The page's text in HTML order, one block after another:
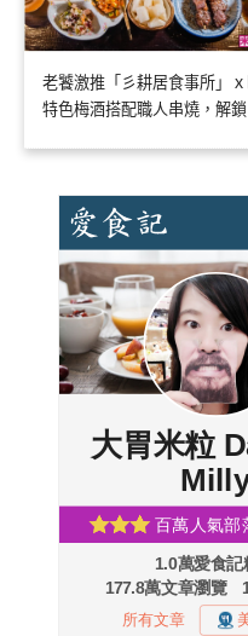
老饕激推「彡耕居食事所」
特色梅酒搭配職人串燒，解